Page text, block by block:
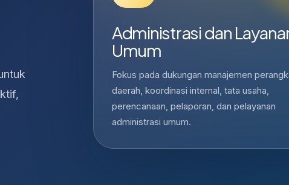
Administrasi dan
Umum
Fokus pada dukungan manajemen
daerah, koordinasi internal, tata usaha,
perencanaan, pelaporan, dan pelayanan
administrasi umum.